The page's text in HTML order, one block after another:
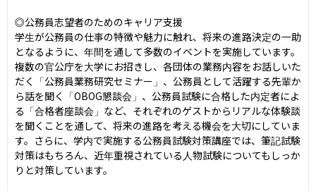
◎公務員志望者のためのキャリア支援
学生が公務員の仕事の特徴や魅力に触れ、将来の進路決定の一助
となるように、年間を通して多数のイベントを実施しています。
複数の官公庁を大学にお招きし、各団体の業務内容をお話しいた
だく「公務員業務研究セミナー」、公務員として活躍する先輩か
ら話を聞く「OBOG懇談会」、公務員試験に合格した内定者によ
る「合格者座談会」など、それぞれのゲストからリアルな体験談
を聞くことを通して、将来の進路を考える機会を大切にしていま
す。さらに、学内で実施する公務員試験対策講座では、筆記試験
対策はもちろん、近年重視されている人物試験についてもしっか
りと対策しています。